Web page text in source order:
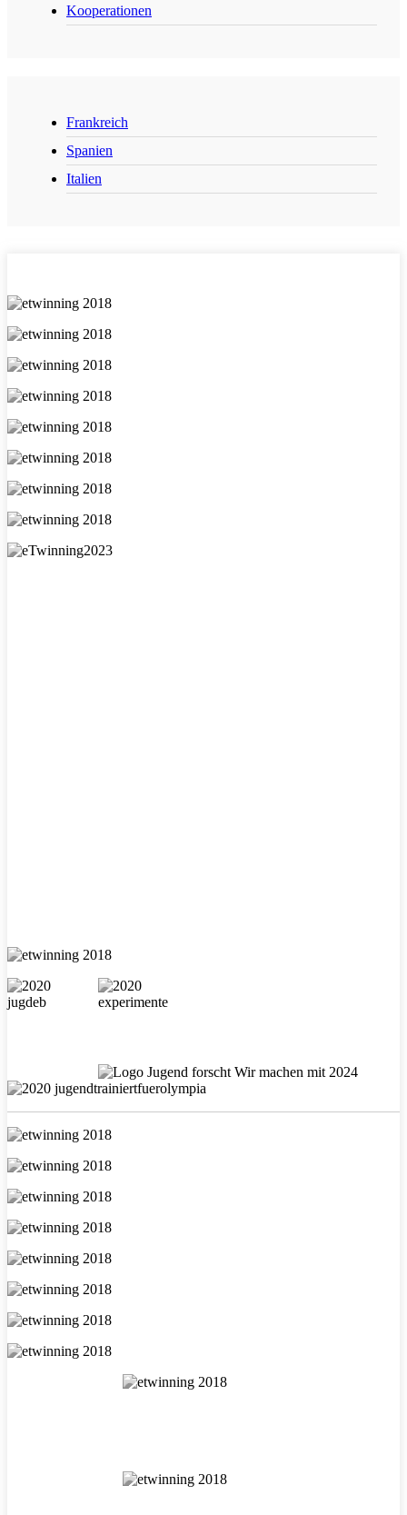
Kooperationen
Frankreich
Spanien
Italien